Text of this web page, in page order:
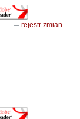
rejestr zmian